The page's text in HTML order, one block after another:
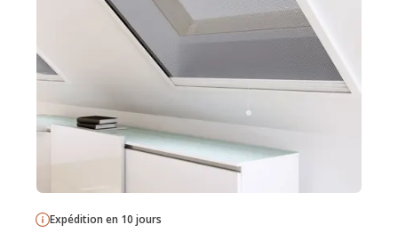
Expédition en 10 jours